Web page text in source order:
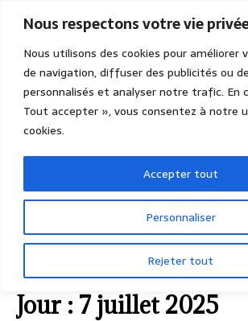
Nous respectons votre vie
Nous utilisons des cookies pour améliorer
de navigation, diffuser des publicités ou
personnalisés et analyser notre trafic. En
Tout accepter », vous consentez à notre
cookies.
Personnaliser
Rejeter tout
Accepter tout
JUILLET
Jour : 7 juillet 2025